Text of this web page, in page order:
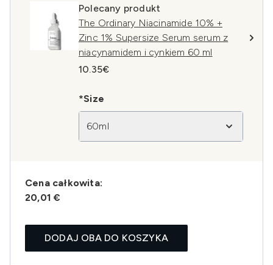
Polecany produkt
The Ordinary Niacinamide 10% +
Zinc 1% Supersize Serum serum z
niacynamidem i cynkiem 60 ml
10.35€
*Size
60ml
Cena całkowita:
20,01 €
DODAJ OBA DO KOSZYKA